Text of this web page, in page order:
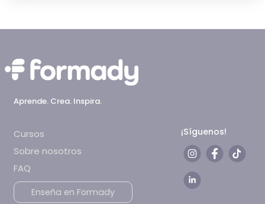
Aprende. Crea. Inspira.
Cursos
Sobre nosotros
FAQ
Enseña en Formady
¡Síguenos!